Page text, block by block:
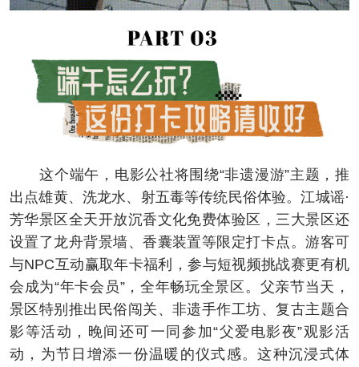
这个端午，电影公社将围绕“非遗漫游”主题，推
出点雄黄、洗龙水、射五毒等传统民俗体验。江城谣·
芳华景区全天开放沉香文化免费体验区，三大景区还
设置了龙舟背景墙、香囊装置等限定打卡点。游客可
与NPC互动赢取年卡福利，参与短视频挑战赛更有机
会成为“年卡会员”，全年畅玩全景区。父亲节当天，
景区特别推出民俗闯关、非遗手作工坊、复古主题合
影等活动，晚间还可一同参加“父爱电影夜”观影活
动，为节日增添一份温暖的仪式感。这种沉浸式体